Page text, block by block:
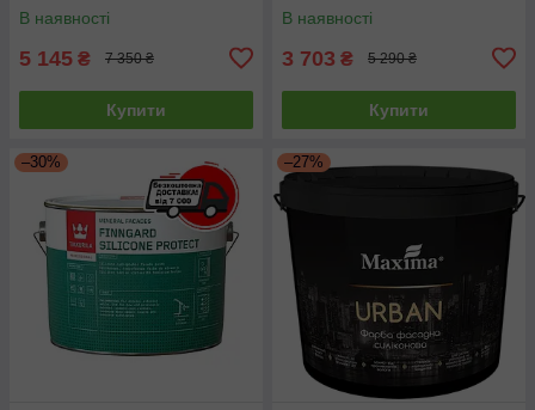
В наявності
5 145 ₴ 7 350 ₴
Купити
В наявності
3 703 ₴ 5 290 ₴
Купити
–30% –27%